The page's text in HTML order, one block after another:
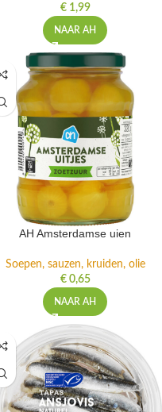
€1,99
NAAR AH
AH Amsterdamse uien
Soepen, sauzen, kruiden, olie
€0,65
NAAR AH